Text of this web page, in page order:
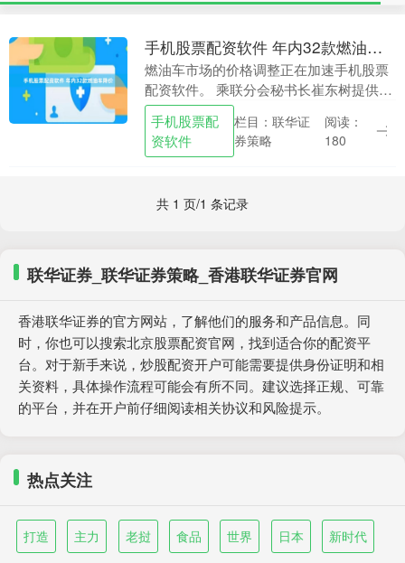
手机股票配资软件 年内32款燃油车降价
燃油车市场的价格调整正在加速手机股票
配资软件。 乘联分会秘书长崔东树提供的
最新数据显示，2026年1~5月，共有32款
常规燃油车出现降价，较去年同期增加13
款。....
手机股票配
资软件
栏目：联华证
券策略
阅读：
180
共 1 页/1 条记录
联华证券_联华证券策略_香港联华证券官网
香港联华证券的官方网站，了解他们的服务和产品信息。同
时，你也可以搜索北京股票配资官网，找到适合你的配资平
台。对于新手来说，炒股配资开户可能需要提供身份证明和相
关资料，具体操作流程可能会有所不同。建议选择正规、可靠
的平台，并在开户前仔细阅读相关协议和风险提示。
热点关注
打造 主力 老挝 食品 世界 日本 新时代